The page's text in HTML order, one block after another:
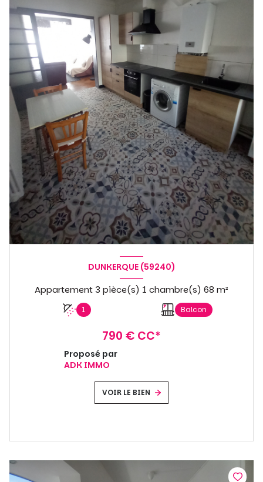
DUNKERQUE (59240)
Appartement 3 pièce(s) 1 chambre(s) 68 m²
1 Balcon
790 € CC*
Proposé par
ADK IMMO
VOIR LE BIEN